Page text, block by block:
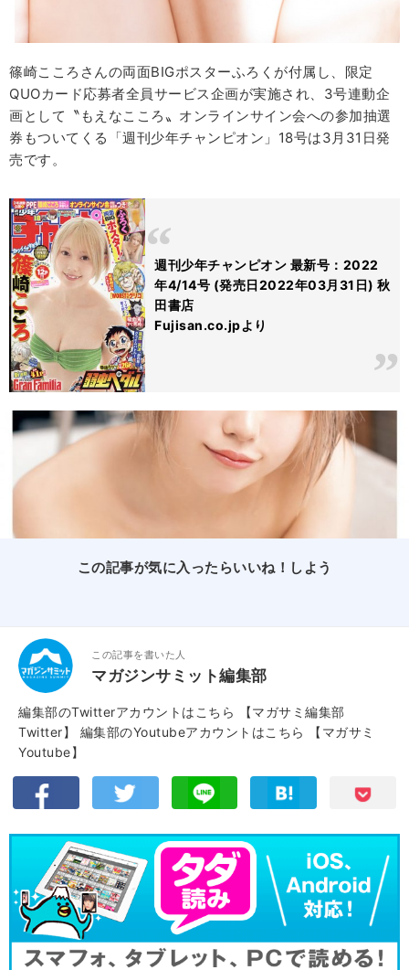
篠崎こころさんの両面BIGポスターふろくが付属し、限定
QUOカード応募者全員サービス企画が実施され、3号連動企
画として〝もえなこころ〟オンラインサイン会への参加抽選
券もついてくる「週刊少年チャンピオン」18号は3月31日発
売です。
週刊少年チャンピオン 最新号：2022
年4/14号 (発売日2022年03月31日) 秋
田書店
Fujisan.co.jpより
この記事が気に入ったらいいね！しよう
この記事を書いた人
マガジンサミット編集部
編集部のTwitterアカウントはこちら
【マガサミ編集部
Twitter】
編集部のYoutubeアカウントはこちら
【マガサミ
Youtube】